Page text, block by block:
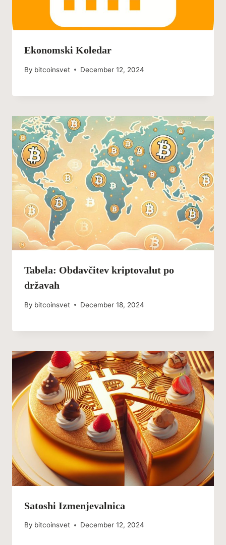
Ekonomski Koledar
By bitcoinsvet December 12, 2024
Tabela: Obdavčitev kriptovalut po
državah
By bitcoinsvet December 18, 2024
Satoshi Izmenjevalnica
By bitcoinsvet December 12, 2024